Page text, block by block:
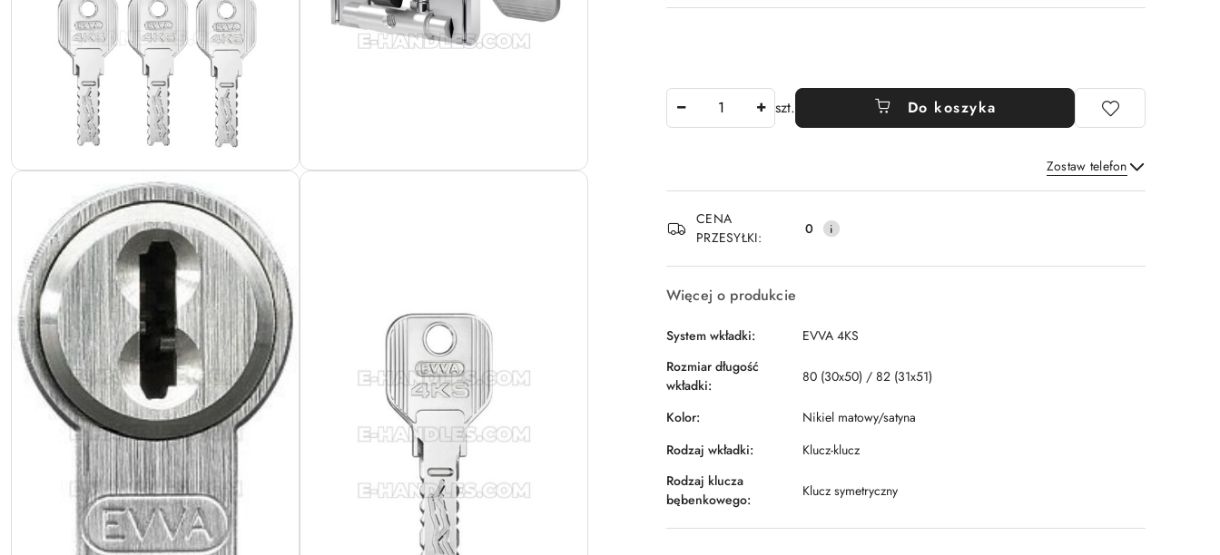
szt. Do koszyka
Zostaw telefon
Wyślij
Dostępność
i
dostawa
CENA
PRZESYŁKI:
0
Więcej o produkcie
System wkładki:
EVVA 4KS
Rozmiar długość
wkładki:
80 (30x50) / 82 (31x51)
Kolor:
Nikiel matowy/satyna
Rodzaj wkładki:
Klucz-klucz
Rodzaj klucza
bębenkowego:
Klucz symetryczny